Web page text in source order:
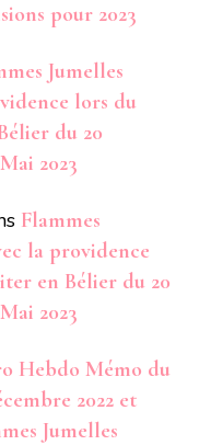
pour 2023
Jumelles
lors du
du 20
2023
Flammes
la providence
en Bélier du 20
2023
Hebdo Mémo du
2022 et
Jumelles